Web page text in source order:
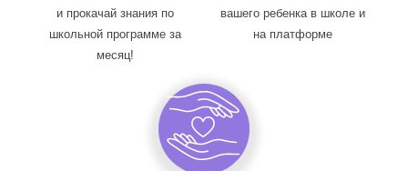
и прокачай знания по
школьной программе за
месяц!
вашего ребенка в школе и
на платформе